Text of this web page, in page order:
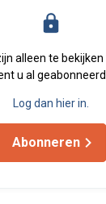
alleen te bekijken
u al
Log dan hier in.
Abonneren